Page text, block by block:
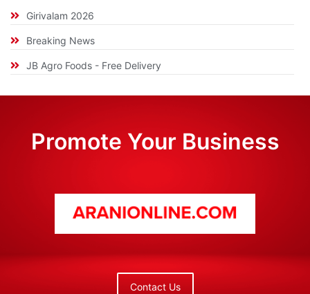
Girivalam 2026
Breaking News
JB Agro Foods - Free Delivery
Promote Your Business
Contact Us